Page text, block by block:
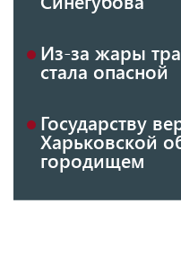
Из-за жары
стала опасной
Государству
Харьковской
городищем